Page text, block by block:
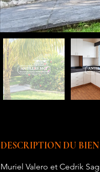
DESCRIPTION DU BIEN
Muriel Valero et Cedrik